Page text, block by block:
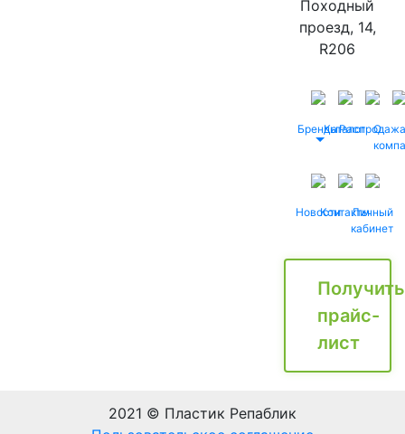
Походный
проезд, 14,
R206
БрендыКаталог
Распродажа
О
НовостиКонтактыЛичный
кабинет
Получить
прайс-
лист
2021 © Пластик Репаблик